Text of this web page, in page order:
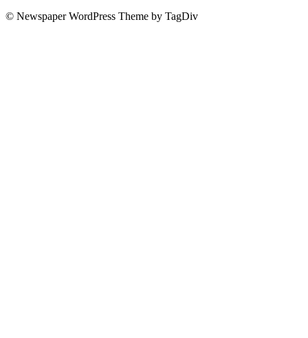
© Newspaper WordPress Theme by TagDiv